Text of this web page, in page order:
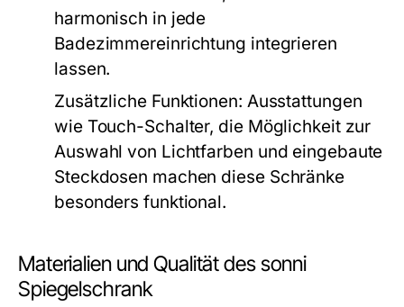
harmonisch in jede
Badezimmereinrichtung integrieren
lassen.
Zusätzliche Funktionen: Ausstattungen
wie Touch-Schalter, die Möglichkeit zur
Auswahl von Lichtfarben und eingebaute
Steckdosen machen diese Schränke
besonders funktional.
Materialien und Qualität des sonni
Spiegelschrank